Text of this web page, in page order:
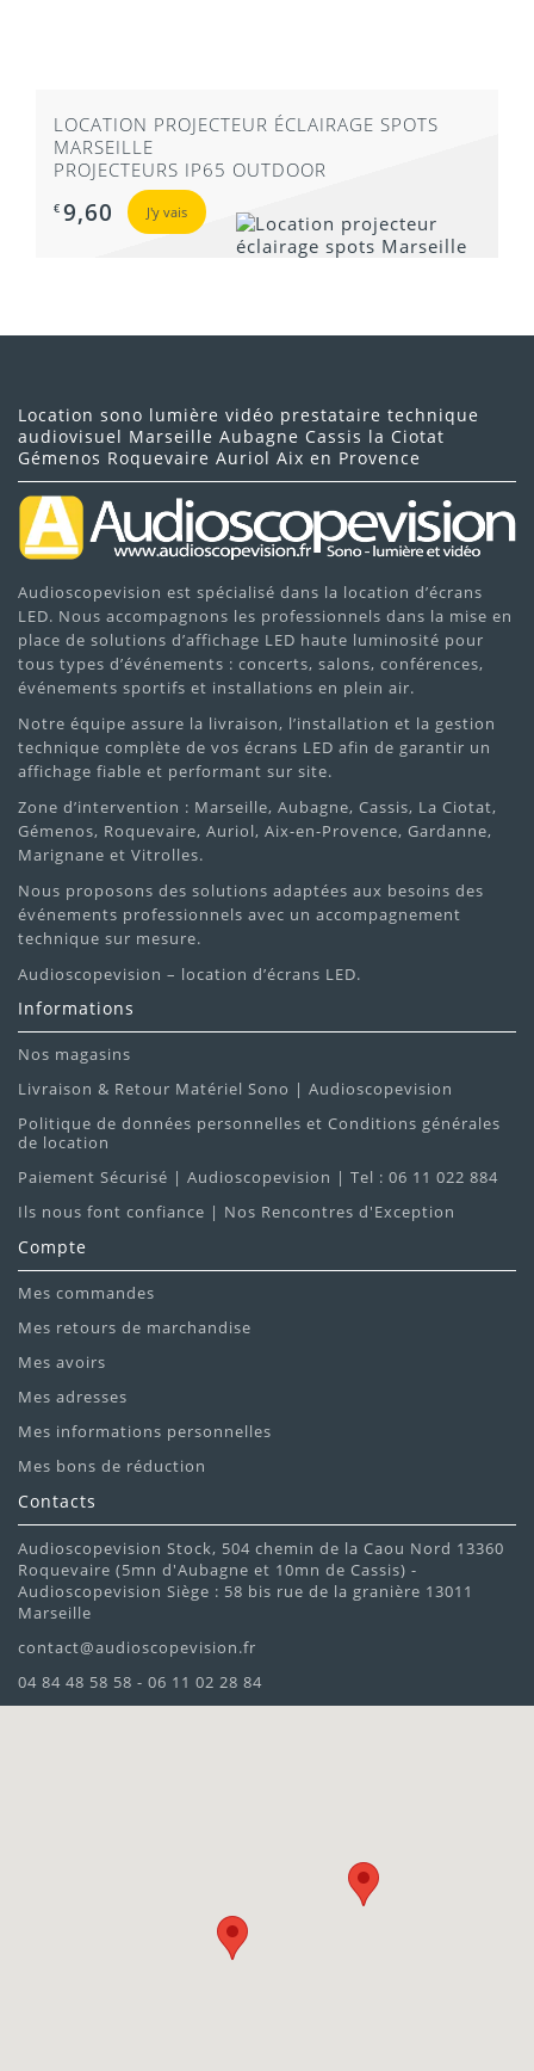
LOCATION PROJECTEUR ÉCLAIRAGE SPOTS
MARSEILLE
PROJECTEURS IP65 OUTDOOR
€ 9,60 J'y vais
Location sono lumière vidéo prestataire technique
audiovisuel Marseille Aubagne Cassis la Ciotat
Gémenos Roquevaire Auriol Aix en Provence
Audioscopevision est spécialisé dans la location d’écrans
LED. Nous accompagnons les professionnels dans la mise en
place de solutions d’affichage LED haute luminosité pour
tous types d’événements : concerts, salons, conférences,
événements sportifs et installations en plein air.
Notre équipe assure la livraison, l’installation et la gestion
technique complète de vos écrans LED afin de garantir un
affichage fiable et performant sur site.
Zone d’intervention : Marseille, Aubagne, Cassis, La Ciotat,
Gémenos, Roquevaire, Auriol, Aix-en-Provence, Gardanne,
Marignane et Vitrolles.
Nous proposons des solutions adaptées aux besoins des
événements professionnels avec un accompagnement
technique sur mesure.
Audioscopevision – location d’écrans LED.
Informations
Nos magasins
Livraison & Retour Matériel Sono | Audioscopevision
Politique de données personnelles et Conditions générales
de location
Paiement Sécurisé | Audioscopevision | Tel : 06 11 022 884
Ils nous font confiance | Nos Rencontres d'Exception
Compte
Mes commandes
Mes retours de marchandise
Mes avoirs
Mes adresses
Mes informations personnelles
Mes bons de réduction
Contacts
Audioscopevision Stock, 504 chemin de la Caou Nord 13360
Roquevaire (5mn d'Aubagne et 10mn de Cassis) -
Audioscopevision Siège : 58 bis rue de la granière 13011
Marseille
contact@audioscopevision.fr
04 84 48 58 58 - 06 11 02 28 84